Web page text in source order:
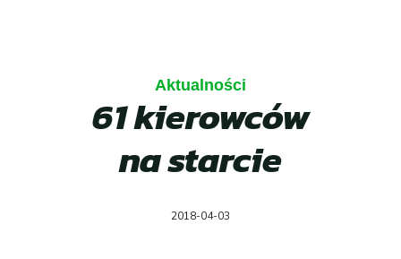
Aktualności
61 kierowców
na starcie
2018-04-03